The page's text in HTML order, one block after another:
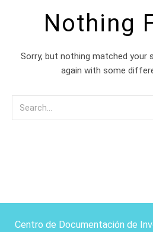
Nothing
Sorry, but nothing matched your
again with some
Centro de Documentación de